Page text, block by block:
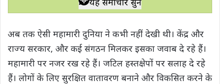
t
A
p
p
e
o
o
k
t
e
r
e
g
r
a
m
y
n
k
r
अब तक ऐसी महामारी दुनिया ने कभी नहीं देखी थी। केंद्र और
राज्य सरकार, और कई संगठन मिलकर इसका जवाब दे रहे हैं।
महामारी पर नजर रख रहे हैं। जटिल हस्तक्षेपों पर सलाह दे रहे
हैं। लोगों के लिए सुरक्षित वातावरण बनाने और विकसित करने के